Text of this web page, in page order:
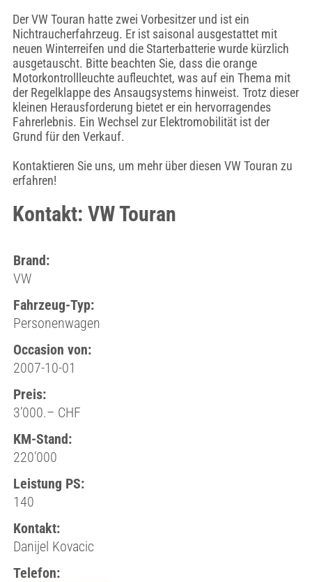
Der VW Touran hatte zwei Vorbesitzer und ist ein
Nichtraucherfahrzeug. Er ist saisonal ausgestattet mit
neuen Winterreifen und die Starterbatterie wurde kürzlich
ausgetauscht. Bitte beachten Sie, dass die orange
Motorkontrollleuchte aufleuchtet, was auf ein Thema mit
der Regelklappe des Ansaugsystems hinweist. Trotz dieser
kleinen Herausforderung bietet er ein hervorragendes
Fahrerlebnis. Ein Wechsel zur Elektromobilität ist der
Grund für den Verkauf.
Kontaktieren Sie uns, um mehr über diesen VW Touran zu
erfahren!
Kontakt: VW Touran
Brand:
VW
Fahrzeug-Typ:
Personenwagen
Occasion von:
2007-10-01
Preis:
3’000.– CHF
KM-Stand:
220’000
Leistung PS:
140
Kontakt:
Danijel Kovacic
Telefon: